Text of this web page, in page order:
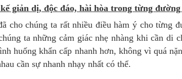
giản dị, độc đáo, hài hòa trong từng đường
cho chúng ta rất nhiều điều hàm ý cho từng
ta những cảm giác nhẹ nhàng khi cần di
huống khẩn cấp nhanh hơn, không vì quá
cần sự nhanh nhạy nhất có thể.